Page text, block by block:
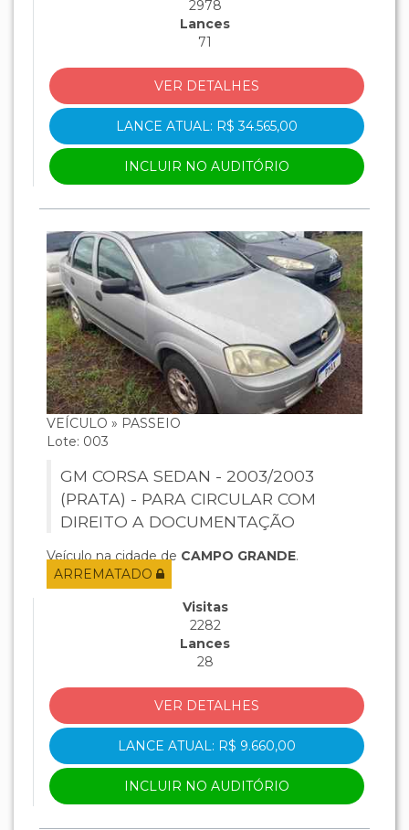
2978
Lances
71
VER DETALHES
LANCE ATUAL: R$ 34.565,00
INCLUIR NO AUDITÓRIO
VEÍCULO » PASSEIO
Lote: 003
GM CORSA SEDAN - 2003/2003
(PRATA) - PARA CIRCULAR COM
DIREITO A DOCUMENTAÇÃO
Veículo na cidade de CAMPO GRANDE.
ARREMATADO
Visitas
2282
Lances
28
VER DETALHES
LANCE ATUAL: R$ 9.660,00
INCLUIR NO AUDITÓRIO